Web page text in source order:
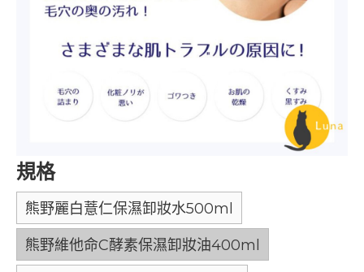
規格
熊野麗白薏仁保濕卸妝水500ml
熊野維他命C酵素保濕卸妝油400ml